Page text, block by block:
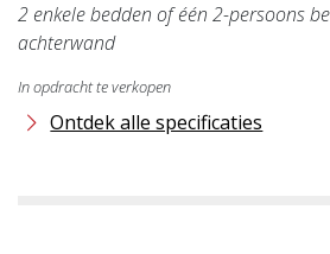
2 enkele bedden of één 2-persoons
achterwand
In opdracht te verkopen
Ontdek alle specificaties